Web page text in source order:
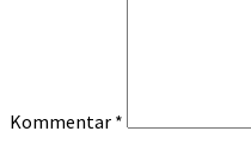
Kommentar *